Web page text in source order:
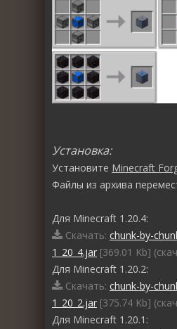
Установка:
Установите Minecraft
Файлы из архива
Для Minecraft 1.20.4:
Скачать: chunk-by-
1_20_4.jar [369.01 Kb]
Для Minecraft 1.20.2:
Скачать: chunk-by-
1_20_2.jar [375.74 Kb]
Для Minecraft 1.20.1: